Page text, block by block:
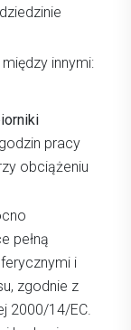
innymi:
pracy
obciążeniu
pełną
i
zgodnie z
2000/14/EC.